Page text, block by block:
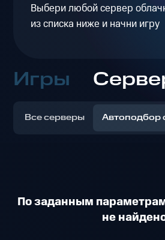
Выбери любой сервер
из списка ниже и начни игру
Игры
Все серверы Автоподбор
По заданным
не